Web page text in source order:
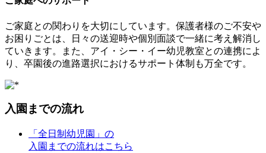
ご家庭との関わりを大切にしています。保護者様のご不安や
お困りごとは、日々の送迎時や個別面談で一緒に考え解消し
ていきます。また、アイ・シー・イー幼児教室との連携によ
り、卒園後の進路選択におけるサポート体制も万全です。
入園までの流れ
「全日制幼児園」 の
入園までの流れはこちら